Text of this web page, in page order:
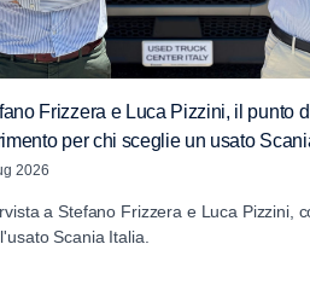
Frizzera e Luca Pizzini, il punto
per chi sceglie un usato
2026
a Stefano Frizzera e Luca Pizzini,
Scania Italia.